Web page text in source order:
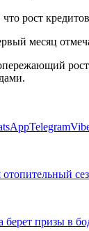
рост
месяц
Telegram
берет призы в